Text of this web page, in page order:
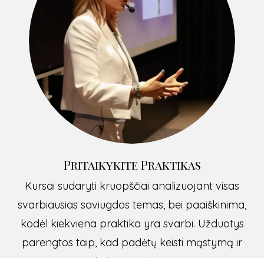
Pritaikykite Praktikas
Kursai sudaryti kruopščiai analizuojant visas
svarbiausias saviugdos temas, bei paaiškinima,
kodėl kiekviena praktika yra svarbi. Užduotys
parengtos taip, kad padėtų keisti mąstymą ir